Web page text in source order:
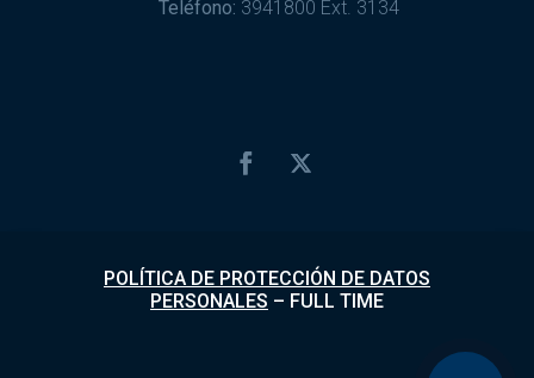
Teléfono: 3941800 Ext. 3134
POLÍTICA DE PROTECCIÓN DE DATOS
PERSONALES – FULL TIME